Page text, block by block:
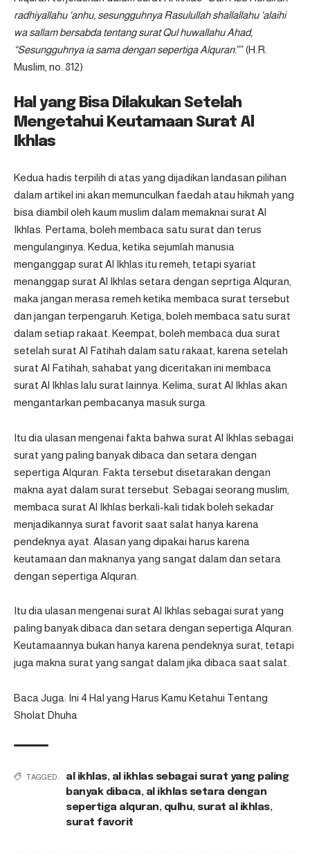
radhiyallahu ‘anhu, sesungguhnya Rasulullah shallallahu ‘alaihi
wa sallam bersabda tentang surat Qul huwallahu Ahad,
“Sesungguhnya ia sama dengan sepertiga Alquran.”” (H.R.
Muslim, no. 812)
Hal yang Bisa Dilakukan Setelah
Mengetahui Keutamaan Surat Al
Ikhlas
Kedua hadis terpilih di atas yang dijadikan landasan pilihan
dalam artikel ini akan memunculkan faedah atau hikmah yang
bisa diambil oleh kaum muslim dalam memaknai surat Al
Ikhlas. Pertama, boleh membaca satu surat dan terus
mengulanginya. Kedua, ketika sejumlah manusia
menganggap surat Al Ikhlas itu remeh, tetapi syariat
menanggap surat Al Ikhlas setara dengan seprtiga Alquran,
maka jangan merasa remeh ketika membaca surat tersebut
dan jangan terpengaruh. Ketiga, boleh membaca satu surat
dalam setiap rakaat. Keempat, boleh membaca dua surat
setelah surat Al Fatihah dalam satu rakaat, karena setelah
surat Al Fatihah, sahabat yang diceritakan ini membaca
surat Al Ikhlas lalu surat lainnya. Kelima, surat Al Ikhlas akan
mengantarkan pembacanya masuk surga.
Itu dia ulasan mengenai fakta bahwa surat Al Ikhlas sebagai
surat yang paling banyak dibaca dan setara dengan
sepertiga Alquran. Fakta tersebut disetarakan dengan
makna ayat dalam surat tersebut. Sebagai seorang muslim,
membaca surat Al Ikhlas berkali-kali tidak boleh sekadar
menjadikannya surat favorit saat salat hanya karena
pendeknya ayat. Alasan yang dipakai harus karena
keutamaan dan maknanya yang sangat dalam dan setara
dengan sepertiga Alquran.
Itu dia ulasan mengenai surat Al Ikhlas sebagai surat yang
paling banyak dibaca dan setara dengan sepertiga Alquran.
Keutamaannya bukan hanya karena pendeknya surat, tetapi
juga makna surat yang sangat dalam jika dibaca saat salat
Baca Juga: Ini 4 Hal yang Harus Kamu Ketahui Tentang
Sholat Dhuha
TAGGED: al ikhlas, al ikhlas sebagai surat yang paling
banyak dibaca, al ikhlas setara dengan
sepertiga alquran, qulhu, surat al ikhlas,
surat favorit